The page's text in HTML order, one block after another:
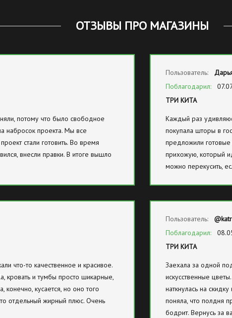
ОТЗЫВЫ ПРО МАГАЗИНЫ
потому что было свободное
набросок проекта. Мы все
стали готовить. Во время
внесли правки. В итоге вышло
Пользователь:
Поблагодарил:
ТРИ КИТА
Каждый раз
покупала шторы в
предложили
прихожую, который
можно перекусить,
что-то качественное и красивое.
кровать и тумбы просто шикарные,
конечно, кусается, но оно того
отдельный жирный плюс. Очень
Пользователь:
Поблагодарил:
ТРИ КИТА
Заехала за одной
искусственные
наткнулась на
поняла, что полдня
бодрит. Вернусь за